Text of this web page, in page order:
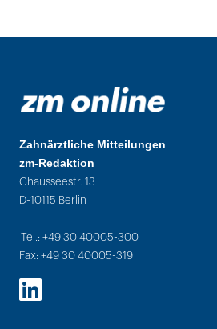
Zahnärztliche Mitteilungen
zm-Redaktion
Chausseestr. 13
D-10115 Berlin
Tel.: +49 30 40005-300
Fax: +49 30 40005-319
LinkedIn